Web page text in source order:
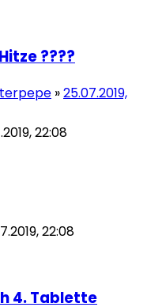
????
»25.07.2019,
22:08
22:08
4. Tablette